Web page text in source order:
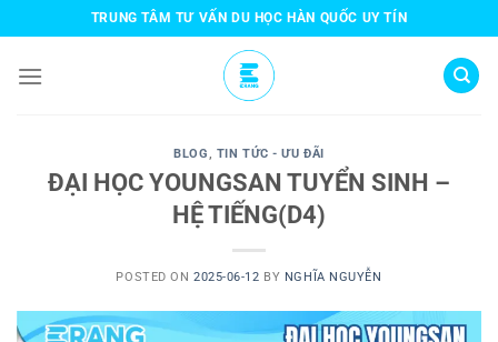
to
content
TRUNG TÂM TƯ VẤN DU HỌC HÀN QUỐC UY TÍN
BLOG, TIN TỨC - ƯU ĐÃI
ĐẠI HỌC YOUNGSAN TUYỂN SINH –
HỆ TIẾNG(D4)
POSTED ON 2025-06-12 BY NGHĨA NGUYỄN